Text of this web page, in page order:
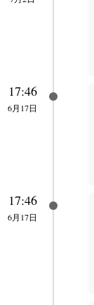
17:46
6月17日
17:46
6月17日